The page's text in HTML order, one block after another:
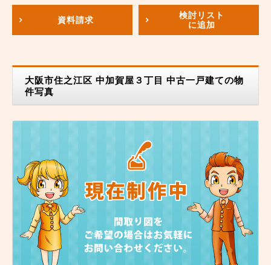
資料請求
検討リスト
に追加
大阪市住之江区 中加賀屋３丁目 中古一戸建ての物
件写真